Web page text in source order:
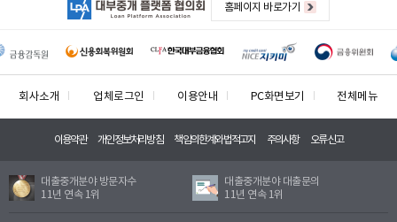
홈페이지 바로가기
회사소개 업체로그인 이용안내 PC화면보기 전체메뉴
이용약관 개인정보처리방침 책임의한계와법적고지 주의사항 오류신고
대출중개분야 방문자수
11년 연속 1위
대출중개분야 대출문의
11년 연속 1위